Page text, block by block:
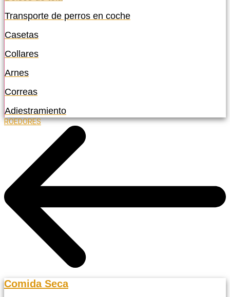
Transporte de perros en coche
Casetas
Collares
Arnes
Correas
Adiestramiento
ROEDORES
Comida Seca